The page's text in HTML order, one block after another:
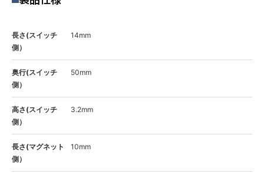
長さ(スイッチ
側）
14mm
奥行(スイッチ
側）
50mm
高さ(スイッチ
側）
3.2mm
長さ(マグネット
側）
10mm